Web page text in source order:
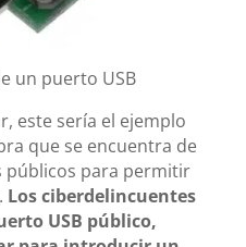
un puerto USB
este sería el ejemplo
que se encuentra de
públicos para permitir
Los ciberdelincuentes
USB público,